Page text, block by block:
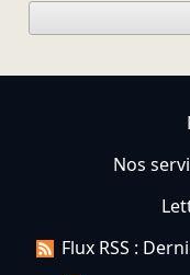
Nos
Flux RSS :